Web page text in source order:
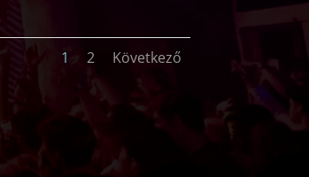
1 2 Következő